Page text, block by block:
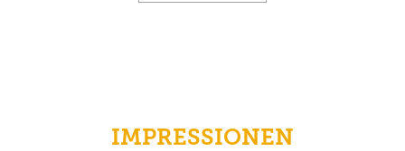
IMPRESSIONEN